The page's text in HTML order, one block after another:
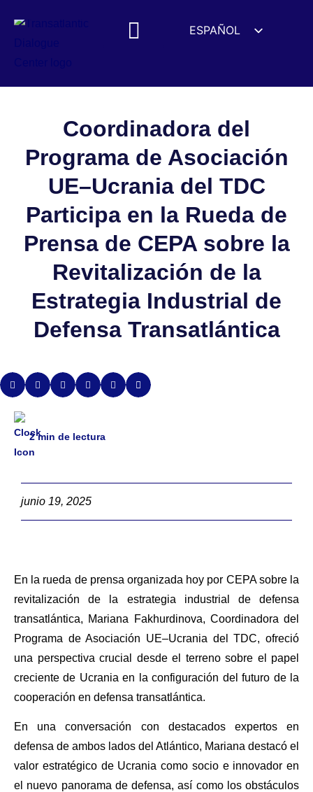
ESPAÑOL
УКРАЇНСЬКА
简体中文
हिन्दी
العربية
ITALIANO
Coordinadora del
Programa de Asociación
UE–Ucrania del TDC
Participa en la Rueda de
Prensa de CEPA sobre la
Revitalización de la
Estrategia Industrial de
Defensa Transatlántica
2 min de lectura
junio 19, 2025
En la rueda de prensa organizada hoy por CEPA sobre la
revitalización de la estrategia industrial de defensa
transatlántica, Mariana Fakhurdinova, Coordinadora del
Programa de Asociación UE–Ucrania del TDC, ofreció
una perspectiva crucial desde el terreno sobre el papel
creciente de Ucrania en la configuración del futuro de la
cooperación en defensa transatlántica.
En una conversación con destacados expertos en
defensa de ambos lados del Atlántico, Mariana destacó el
valor estratégico de Ucrania como socio e innovador en
el nuevo panorama de defensa, así como los obstáculos